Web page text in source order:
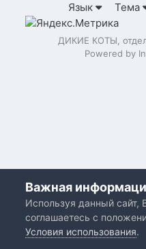
Язык Тема
ДИКИЕ КОТЫ,
Powered by
Важная
Используя данный сайт,
соглашаетесь с
Условия использования.